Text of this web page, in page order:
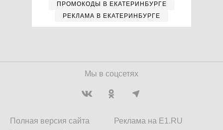
ПРОМОКОДЫ В ЕКАТЕРИНБУРГЕ
РЕКЛАМА В ЕКАТЕРИНБУРГЕ
Мы в соцсетях
Полная версия сайта
Реклама на E1.RU